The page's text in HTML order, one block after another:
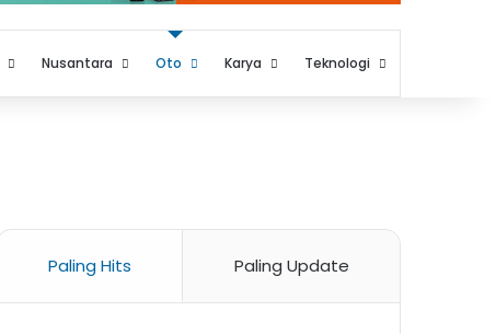
Nusantara Oto Karya Teknologi
Paling Hits Paling Update